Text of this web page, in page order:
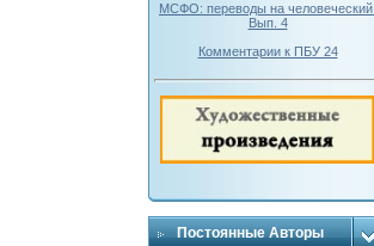
МСФО: переводы на человеческий.
Вып. 4
Комментарии к ПБУ 24
Постоянные Авторы